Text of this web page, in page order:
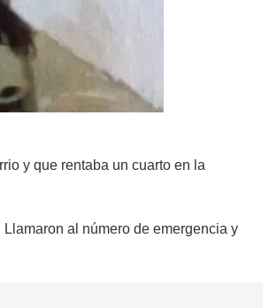
y que rentaba un cuarto en la
al número de emergencia y